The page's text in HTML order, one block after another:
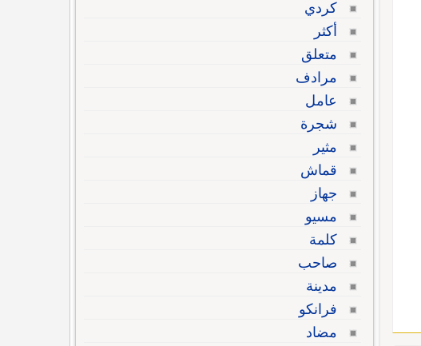
كردي
أكثر
متعلق
مرادف
عامل
شجرة
مثير
قماش
جهاز
مسيو
كلمة
صاحب
مدينة
فرانكو
مضاد